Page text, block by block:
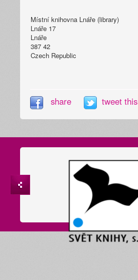
Místní knihovna Lnáře (library)
Lnáře 17
Lnáře
387 42
Czech Republic
share tweet this